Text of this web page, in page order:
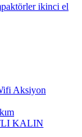
ikinci el
Aksiyon
KALIN